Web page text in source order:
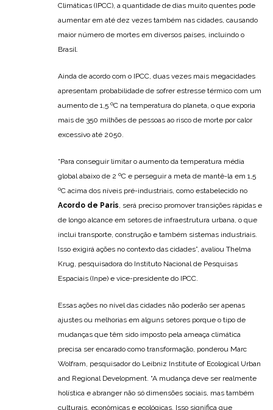
Climáticas (IPCC), a quantidade de dias muito quentes pode
aumentar em até dez vezes também nas cidades, causando
maior número de mortes em diversos países, incluindo o
Brasil.
Ainda de acordo com o IPCC, duas vezes mais megacidades
apresentam probabilidade de sofrer estresse térmico com um
aumento de 1,5 ºC na temperatura do planeta, o que exporia
mais de 350 milhões de pessoas ao risco de morte por calor
excessivo até 2050.
“Para conseguir limitar o aumento da temperatura média
global abaixo de 2 ºC e perseguir a meta de mantê-la em 1,5
ºC acima dos níveis pré-industriais, como estabelecido no
Acordo de Paris , será preciso promover transições rápidas e
de longo alcance em setores de infraestrutura urbana, o que
inclui transporte, construção e também sistemas industriais.
Isso exigirá ações no contexto das cidades”, avaliou Thelma
Krug, pesquisadora do Instituto Nacional de Pesquisas
Espaciais (Inpe) e vice-presidente do IPCC.
Essas ações no nível das cidades não poderão ser apenas
ajustes ou melhorias em alguns setores porque o tipo de
mudanças que têm sido imposto pela ameaça climática
precisa ser encarado como transformação, ponderou Marc
Wolfram, pesquisador do Leibniz Institute of Ecological Urban
and Regional Development. “A mudança deve ser realmente
holística e abranger não só dimensões sociais, mas também
culturais, econômicas e ecológicas. Isso significa que